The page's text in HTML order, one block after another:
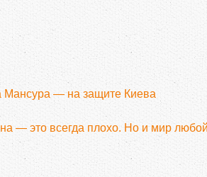
Мансура — на защите Киева
— это всегда плохо. Но и мир